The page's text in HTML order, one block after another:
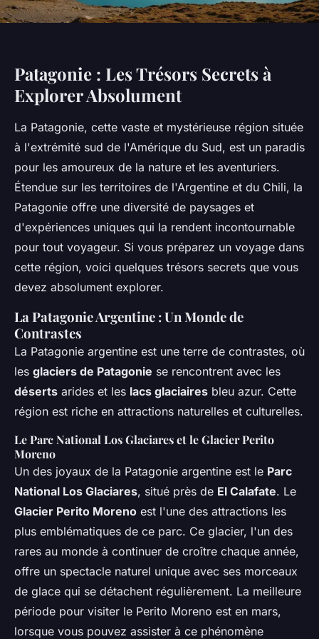
Patagonie : Les Trésors Secrets à
Explorer Absolument
La Patagonie, cette vaste et mystérieuse région située
à l'extrémité sud de l'Amérique du Sud, est un paradis
pour les amoureux de la nature et les aventuriers.
Étendue sur les territoires de l'Argentine et du Chili, la
Patagonie offre une diversité de paysages et
d'expériences uniques qui la rendent incontournable
pour tout voyageur. Si vous préparez un voyage dans
cette région, voici quelques trésors secrets que vous
devez absolument explorer.
La Patagonie Argentine : Un Monde de
Contrastes
La Patagonie argentine est une terre de contrastes, où
les glaciers de Patagonie se rencontrent avec les
déserts arides et les lacs glaciaires bleu azur. Cette
région est riche en attractions naturelles et culturelles.
Le Parc National Los Glaciares et le Glacier Perito
Moreno
Un des joyaux de la Patagonie argentine est le Parc
National Los Glaciares, situé près de El Calafate. Le
Glacier Perito Moreno est l'une des attractions les
plus emblématiques de ce parc. Ce glacier, l'un des
rares au monde à continuer de croître chaque année,
offre un spectacle naturel unique avec ses morceaux
de glace qui se détachent régulièrement. La meilleure
période pour visiter le Perito Moreno est en mars,
lorsque vous pouvez assister à ce phénomène